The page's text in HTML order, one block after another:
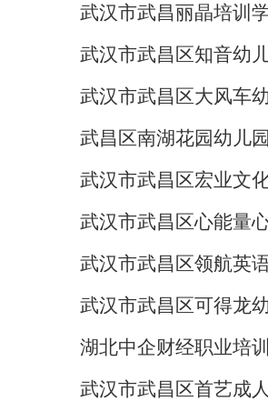
武汉市武昌丽晶培训
武汉市武昌区知音幼
武汉市武昌区大风车
武昌区南湖花园幼儿园
武汉市武昌区宏业文
武汉市武昌区心能量
武汉市武昌区领航英
武汉市武昌区可得龙
湖北中企财经职业培
武汉市武昌区首艺成